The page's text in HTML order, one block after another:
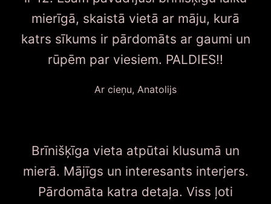
mierīgā, skaistā vietā ar māju, kurā
katrs sīkums ir pārdomāts ar gaumi un
rūpēm par viesiem. PALDIES!!
Ar cieņu, Anatolijs
Brīnišķīga vieta atpūtai klusumā un
mierā. Mājīgs un interesants interjers.
Pārdomāta katra detaļa. Viss ļoti